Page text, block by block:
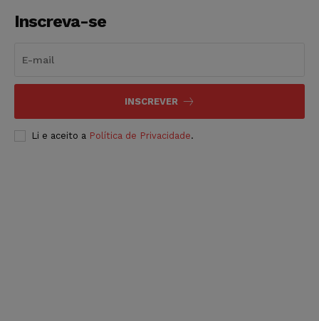
Inscreva-se
INSCREVER
Li e aceito a Política de Privacidade.